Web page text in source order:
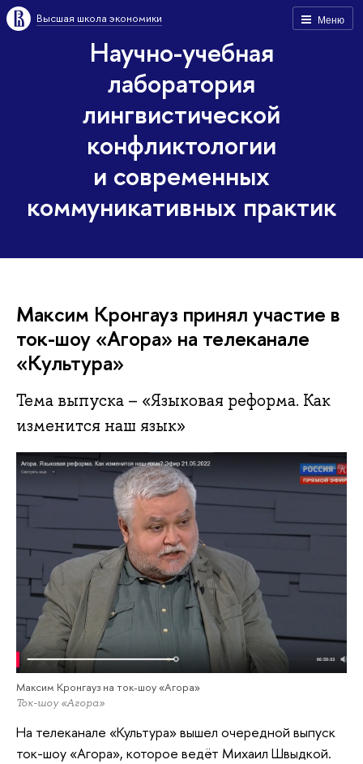
Меню
Высшая школа экономики
Научно-учебная
лаборатория
лингвистической
конфликтологии
и современных
коммуникативных практик
Максим Кронгауз принял участие в
ток-шоу «Агора» на телеканале
«Культура»
Тема выпуска – «Языковая реформа. Как
изменится наш язык»
Максим Кронгауз на ток-шоу «Агора»
Ток-шоу «Агора»
На телеканале «Культура» вышел очередной выпуск
ток-шоу «Агора», которое ведёт Михаил Швыдкой.